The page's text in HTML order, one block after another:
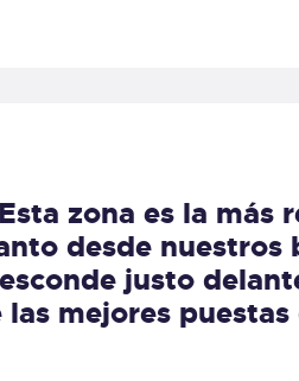
zona es la más
desde nuestros
justo
mejores